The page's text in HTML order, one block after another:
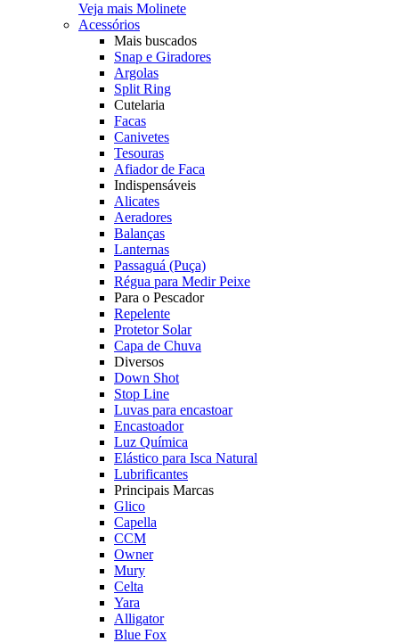
Veja mais Molinete
Acessórios
Mais buscados
Snap e Giradores
Argolas
Split Ring
Cutelaria
Facas
Canivetes
Tesouras
Afiador de Faca
Indispensáveis
Alicates
Aeradores
Balanças
Lanternas
Passaguá (Puça)
Régua para Medir Peixe
Para o Pescador
Repelente
Protetor Solar
Capa de Chuva
Diversos
Down Shot
Stop Line
Luvas para encastoar
Encastoador
Luz Química
Elástico para Isca Natural
Lubrificantes
Principais Marcas
Glico
Capella
CCM
Owner
Mury
Celta
Yara
Alligator
Blue Fox